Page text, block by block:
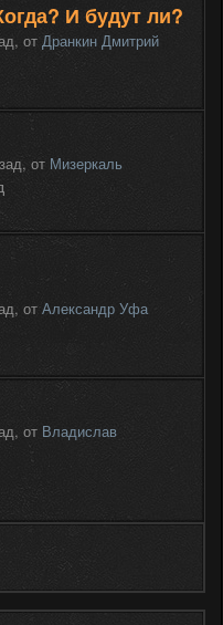
И будут ли?
от Дранкин Дмитрий
от Мизеркаль
от Александр Уфа
от Владислав